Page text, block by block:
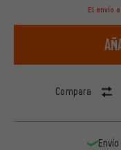
El envío
Compara